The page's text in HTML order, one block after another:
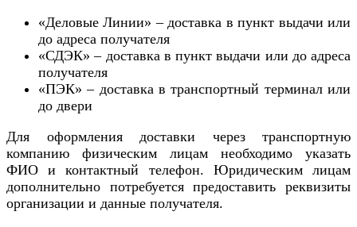
«Деловые Линии» – доставка в пункт выдачи или
до адреса получателя
«СДЭК» – доставка в пункт выдачи или до адреса
получателя
«ПЭК» – доставка в транспортный терминал или
до двери
Для оформления доставки через транспортную
компанию физическим лицам необходимо указать
ФИО и контактный телефон. Юридическим лицам
дополнительно потребуется предоставить реквизиты
организации и данные получателя.